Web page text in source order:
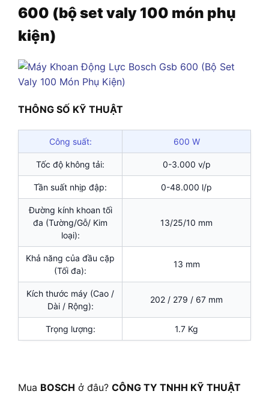
600 (bộ set valy 100 món phụ
kiện)
THÔNG SỐ KỸ THUẬT
Công suất: 600 W
Tốc độ không tải: 0-3.000 v/p
Tần suất nhịp đập: 0-48.000 l/p
Đường kính khoan tối
đa (Tường/Gỗ/ Kim
loại):
13/25/10 mm
Khả năng của đầu cặp
(Tối đa):
13 mm
Kích thước máy (Cao /
Dài / Rộng):
202 / 279 / 67 mm
Trọng lượng: 1.7 Kg
Mua BOSCH ở đâu? CÔNG TY TNHH KỸ THUẬT